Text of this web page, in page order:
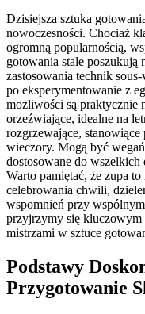
Dzisiejsza sztuka
nowoczesności. Chociaż
ogromną popularnością,
gotowania stale poszukują
zastosowania technik
po eksperymentowanie z
możliwości są praktycznie
orzeźwiające, idealne na
rozgrzewające,
wieczory. Mogą być
dostosowane do
Warto pamiętać, że zupa
celebrowania chwili,
wspomnień przy
przyjrzymy się kluczowym
mistrzami w sztuce
Podstawy
Przygotowanie